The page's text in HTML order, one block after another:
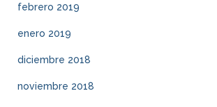
febrero 2019
enero 2019
diciembre 2018
noviembre 2018